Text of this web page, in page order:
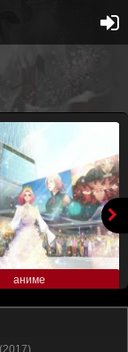
аниме